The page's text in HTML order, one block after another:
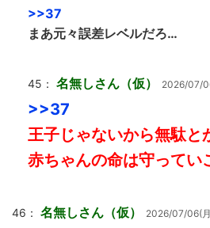
>>37
まあ元々誤差レベルだろ…
45： 名無しさん（仮） 2026/07/
>>37
王子じゃないから無駄と
赤ちゃんの命は守ってい
46： 名無しさん（仮） 2026/07/06(